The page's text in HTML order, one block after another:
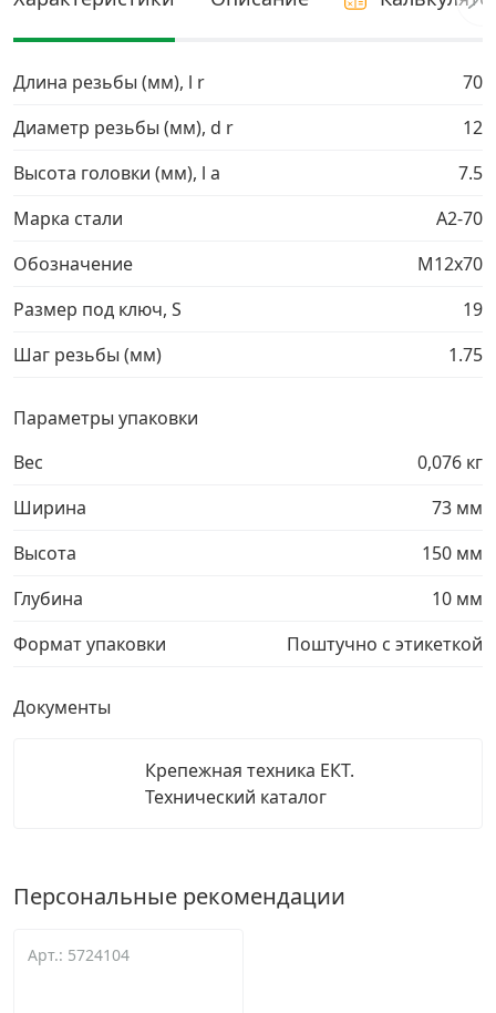
Грузовой крепеж
Кронштейны и крюки хозяйственные
Метрический крепеж
Электро и бензоинструмент, оборудование
Нержавеющий крепеж
Перфорированный крепеж
Длина резьбы (мм), l r
70
Диаметр резьбы (мм), d r
12
Высота головки (мм), l a
7.5
Марка стали
A2-70
Обозначение
М12х70
Размер под ключ, S
19
Шаг резьбы (мм)
1.75
Параметры упаковки
Вес
0,076 кг
Ширина
73 мм
Высота
150 мм
Глубина
10 мм
Формат упаковки
Поштучно с этикеткой
Документы
Крепежная техника ЕКТ.
Технический каталог
Персональные рекомендации
Арт.: 5724104